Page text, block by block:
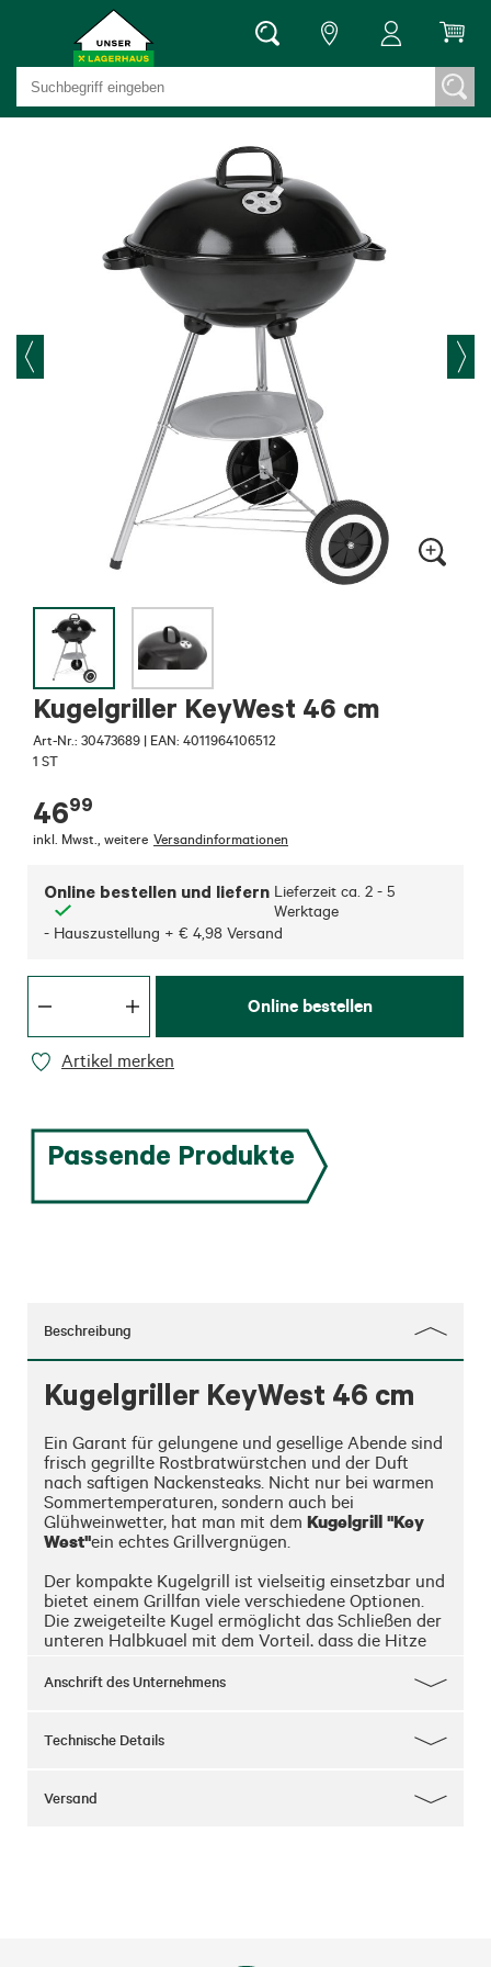
Kugelgriller KeyWest 46 cm
Art-Nr.: 30473689 | EAN: 4011964106512
1 ST
4699
inkl. Mwst. weitere Versandinformationen
Online bestellen und liefern Lieferzeit ca. 2 - 5
Werktage
- Hauszustellung + € 4,98 Versand
Online bestellen
Artikel merken
Passende Produkte
Beschreibung
Kugelgriller KeyWest 46 cm
Ein Garant für gelungene und gesellige Abende sind
frisch gegrillte Rostbratwürstchen und der Duft
nach saftigen Nackensteaks. Nicht nur bei warmen
Sommertemperaturen, sondern auch bei
Glühweinwetter, hat man mit dem Kugelgrill "Key
West"ein echtes Grillvergnügen.
Der kompakte Kugelgrill ist vielseitig einsetzbar und
bietet einem Grillfan viele verschiedene Optionen.
Die zweigeteilte Kugel ermöglicht das Schließen der
unteren Halbkugel mit dem Vorteil, dass die Hitze
gibt der Deckel die gebündelte Hitze im Inneren an
Ähnlich wie beim Umluftherd wird das Grillgut bei
während des Grillvorgangs für eine ausgeglichene
Anschrift des Unternehmens
Technische Details
Versand